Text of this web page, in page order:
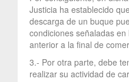
Justicia ha establecido
descarga de un buque
condiciones señaladas
anterior a la final de
3.- Por otra parte, debe
realizar su actividad de